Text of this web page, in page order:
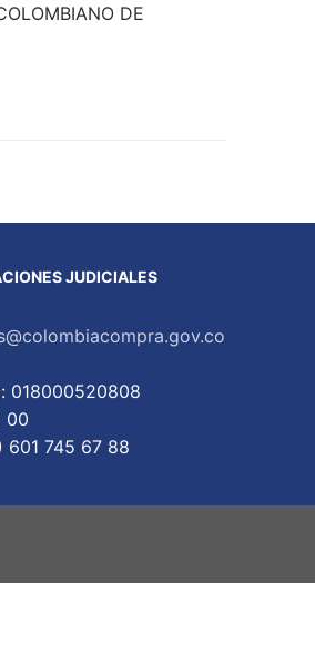
DE
JUDICIALES
018000520808
00
601 745 67 88